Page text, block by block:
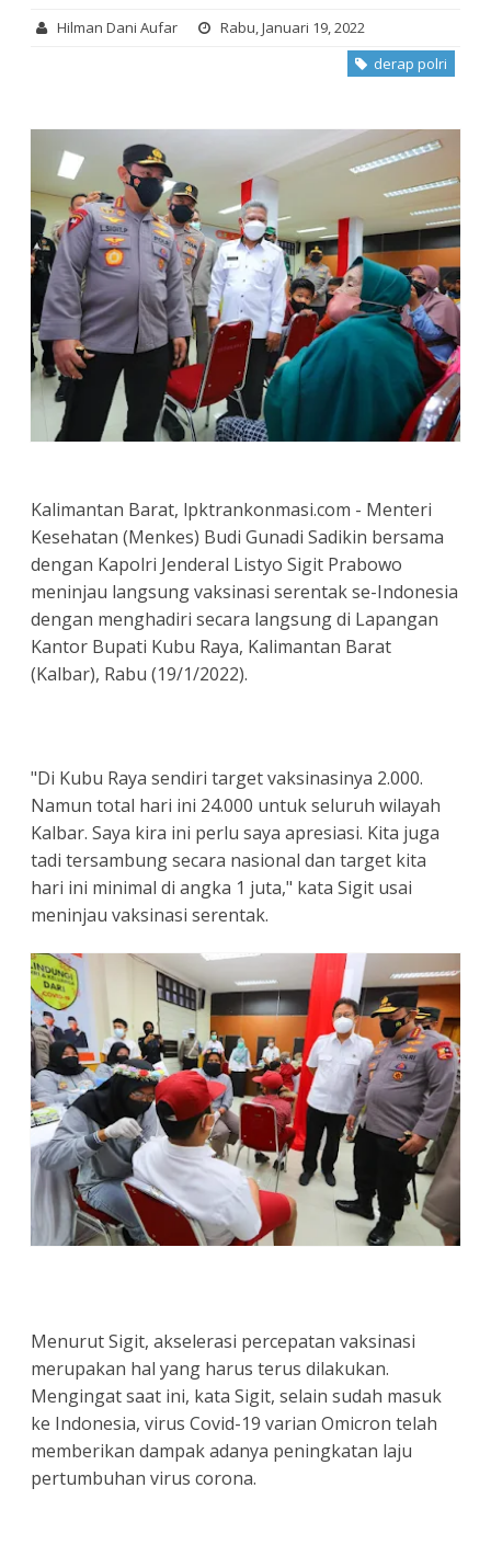
Hilman Dani Aufar
Rabu, Januari 19, 2022
derap polri
Kalimantan Barat, lpktrankonmasi.com - Menteri
Kesehatan (Menkes) Budi Gunadi Sadikin bersama
dengan Kapolri Jenderal Listyo Sigit Prabowo
meninjau langsung vaksinasi serentak se-Indonesia
dengan menghadiri secara langsung di Lapangan
Kantor Bupati Kubu Raya, Kalimantan Barat
(Kalbar), Rabu (19/1/2022).
"Di Kubu Raya sendiri target vaksinasinya 2.000.
Namun total hari ini 24.000 untuk seluruh wilayah
Kalbar. Saya kira ini perlu saya apresiasi. Kita juga
tadi tersambung secara nasional dan target kita
hari ini minimal di angka 1 juta," kata Sigit usai
meninjau vaksinasi serentak.
Menurut Sigit, akselerasi percepatan vaksinasi
merupakan hal yang harus terus dilakukan.
Mengingat saat ini, kata Sigit, selain sudah masuk
ke Indonesia, virus Covid-19 varian Omicron telah
memberikan dampak adanya peningkatan laju
pertumbuhan virus corona.